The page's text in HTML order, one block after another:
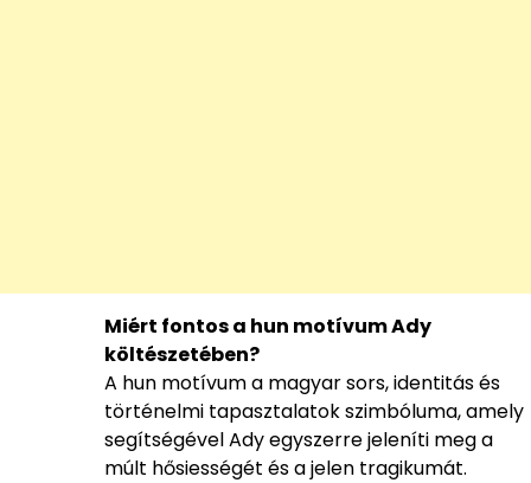
Miért fontos a hun motívum Ady
költészetében?
A hun motívum a magyar sors, identitás és
történelmi tapasztalatok szimbóluma, amely
segítségével Ady egyszerre jeleníti meg a
múlt hősiességét és a jelen tragikumát.